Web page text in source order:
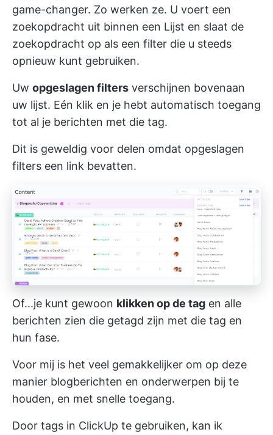
game-changer. Zo werken ze. U voert een
zoekopdracht uit binnen een Lijst en slaat de
zoekopdracht op als een filter die u steeds
opnieuw kunt gebruiken.
Uw opgeslagen filters verschijnen bovenaan
uw lijst. Eén klik en je hebt automatisch toegang
tot al je berichten met die tag.
Dit is geweldig voor delen omdat opgeslagen
filters een link bevatten.
Of...je kunt gewoon klikken op de tag en alle
berichten zien die getagd zijn met die tag en
hun fase.
Voor mij is het veel gemakkelijker om op deze
manier blogberichten en onderwerpen bij te
houden, en met snelle toegang.
Door tags in ClickUp te gebruiken, kan ik